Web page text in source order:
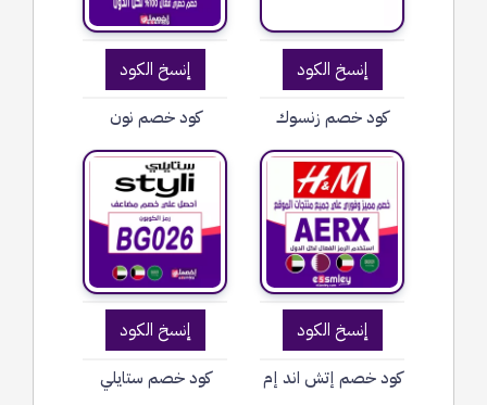
إنسخ الكود
كود خصم زنسوك
إنسخ الكود
كود خصم نون
إنسخ الكود
كود خصم إتش اند إم
إنسخ الكود
كود خصم ستايلي